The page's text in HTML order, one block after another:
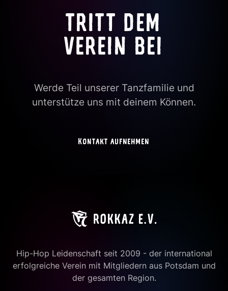
TRITT DEM
VEREIN BEI
Werde Teil unserer Tanzfamilie und
unterstütze uns mit deinem Können.
Kontakt aufnehmen
Hip-Hop Leidenschaft seit 2009 - der international
erfolgreiche Verein mit Mitgliedern aus Potsdam und
der gesamten Region.